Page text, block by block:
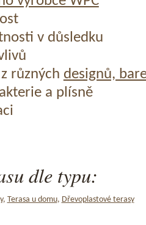
v důsledku
různých designů,
a plísně
dle typu:
, Terasa u domu, Dřevoplastové terasy